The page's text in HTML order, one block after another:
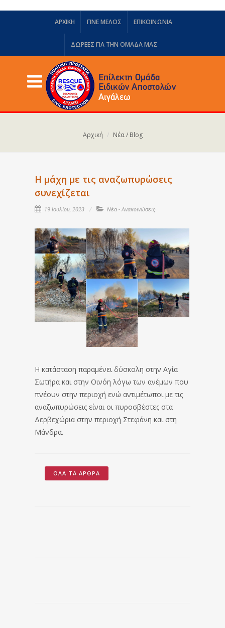
ΑΡΧΙΚΗ ΓΙΝΕ ΜΕΛΟΣ ΕΠΙΚΟΙΝΩΝΙΑ
ΔΩΡΕΈΣ ΓΙΑ ΤΗΝ ΟΜΆΔΑ ΜΑΣ
Αρχική Νέα / Blog
Η μάχη με τις αναζωπυρώσεις
συνεχίζεται
19 Ιουλίου, 2023 Νέα - Ανακοινώσεις
Η κατάσταση παραμένει δύσκολη στην Αγία
Σωτήρα και στην Οινόη λόγω των ανέμων που
πνέουν στην περιοχή ενώ αντιμέτωποι με τις
αναζωπυρώσεις είναι οι πυροσβέστες στα
Δερβεχώρια στην περιοχή Στεφάνη και στη
Μάνδρα.
ΌΛΑ ΤΑ ΆΡΘΡΑ